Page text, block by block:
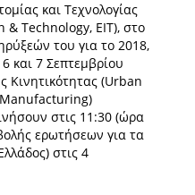
και Τεχνολογίας
Technology, EIT), στο
του για το 2018,
και 7 Σεπτεμβρίου
Κινητικότητας (Urban
στις 11:30 (ώρα
ερωτήσεων για τα
στις 4